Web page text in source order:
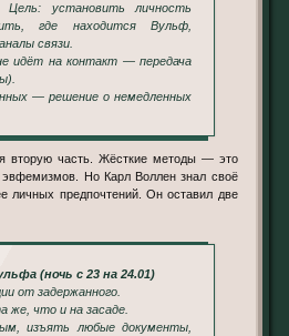
установить личность
где находится Вульф,
связи.
идёт на контакт — передача
— решение о немедленных
Но Карл Воллен знал своё
личных предпочтений. Он оставил две
(ночь с 23 на 24.01)
от задержанного.
что и на засаде.
изъять любые документы,